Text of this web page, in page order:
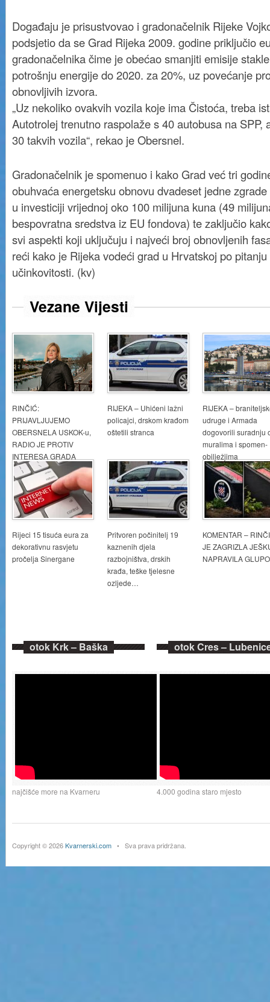
Događaju je prisustvovao i gradonačelnik Rijeke
podsjetio da se Grad Rijeka 2009. godine priključio
gradonačelnika čime je obećao smanjiti emisije
potrošnju energije do 2020. za 20%, uz povećanje
obnovljivih izvora.
„Uz nekoliko ovakvih vozila koje ima Čistoća, treba
Autotrolej trenutno raspolaže s 40 autobusa na SPP,
30 takvih vozila“, rekao je Obersnel.
Gradonačelnik je spomenuo i kako Grad već tri
obuhvaća energetsku obnovu dvadeset jedne
u investiciji vrijednoj oko 100 milijuna kuna (49
bespovratna sredstva iz EU fondova) te zaključio
svi aspekti koji uključuju i najveći broj obnovljenih
reći kako je Rijeka vodeći grad u Hrvatskoj po
učinkovitosti. (kv)
Vezane Vijesti
RINČIĆ:
PRIJAVLJUJEMO
OBERSNELA USKOK-u,
RADIO JE PROTIV
INTERESA GRADA
RIJEKA – Uhićeni lažni
policajci, drskom krađom
oštetili stranca
RIJEKA –
udruge i Armada
dogovorili suradnju
muralima i spomen-
obilježjima
Rijeci 15 tisuća eura za
dekorativnu rasvjetu
pročelja Sinergane
Pritvoren počinitelj 19
kaznenih djela
razbojništva, drskih
krađa, teške tjelesne
ozljede…
KOMENTAR –
JE ZAGRIZLA
NAPRAVILA
otok Krk – Baška
najčišće more na Kvarneru
otok Cres –
4.000 godina staro mjesto
Copyright © 2026Kvarnerski.com • Sva prava pridržana.